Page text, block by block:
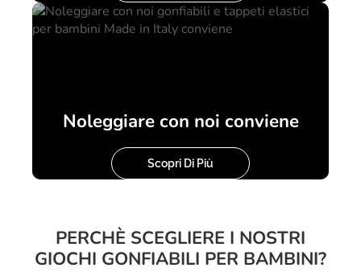
Noleggiare con noi conviene
Scopri Di Più
PERCHÈ SCEGLIERE I NOSTRI
GIOCHI GONFIABILI PER BAMBINI?